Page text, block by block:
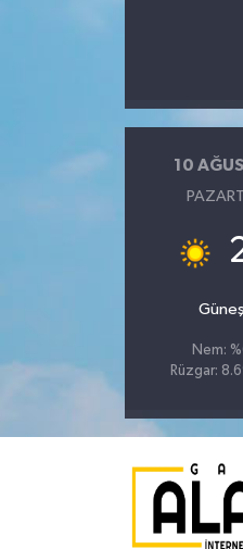
10
Nem:
Rüzgar: